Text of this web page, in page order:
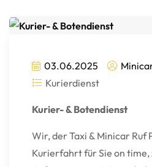
03.06.2025
Kurierdienst
Kurier- & Botendienst
Wir, der Taxi & Minicar
Kurierfahrt für Sie on time,